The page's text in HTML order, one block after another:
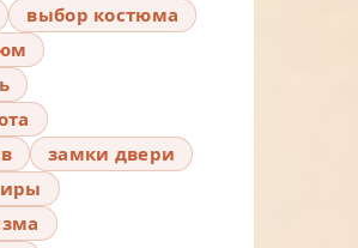
выбор костюма
замки двери